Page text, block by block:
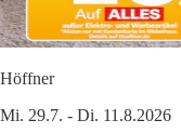
Höffner
Mi. 29.7. - Di. 11.8.2026